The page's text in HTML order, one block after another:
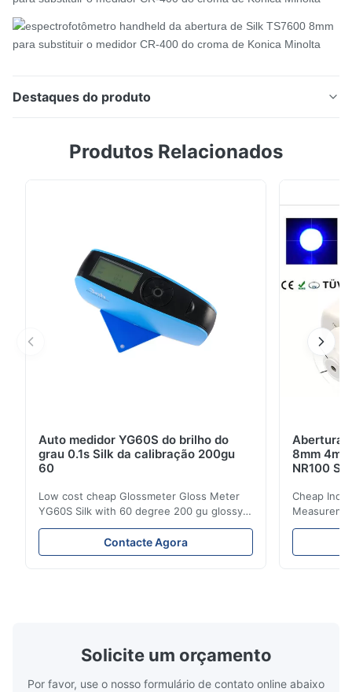
Destaques do produto
TS7600 8mm para substituir o medidor CR-400 do
propriedade intelectual do independente Silk. O
instrumento ...
Produtos Relacionados
Auto medidor YG60S do brilho do
grau 0.1s Silk da calibração 200gu
60
Low cost cheap Glossmeter Gloss Meter
YG60S Silk with 60 degree 200 gu glossy
measurement YG60S 60° Economic Gloss
Meter can test material with gloss (0-
200Gu), and universally apply to paint, ink,
Contacte Agora
Abertura
8mm
NR100
Cheap
meter Silk
Precision
Solicite um orçamento
Por favor, use o nosso formulário de contato online abaixo